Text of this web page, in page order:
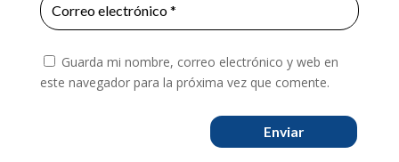
Guarda mi nombre, correo electrónico y web en
este navegador para la próxima vez que comente.
Enviar